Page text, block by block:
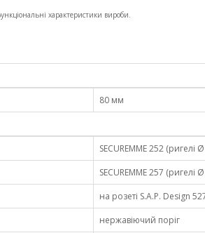
характеристики вироби.
80 мм
SECUREMME 252 (ригелі
SECUREMME 257 (ригелі
нa рoзeті S.A.P. Design
нержавіючий поріг